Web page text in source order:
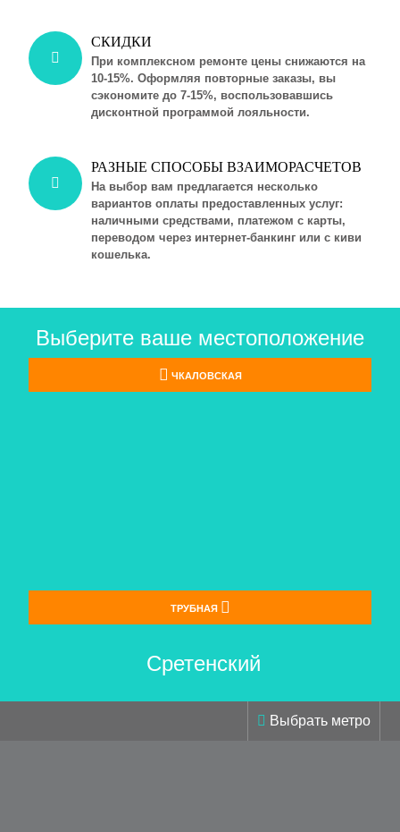
СКИДКИ
При комплексном ремонте цены снижаются на
10-15%. Оформляя повторные заказы, вы
сэкономите до 7-15%, воспользовавшись
дисконтной программой лояльности.
РАЗНЫЕ СПОСОБЫ ВЗАИМОРАСЧЕТОВ
На выбор вам предлагается несколько
вариантов оплаты предоставленных услуг:
наличными средствами, платежом с карты,
переводом через интернет-банкинг или с киви
кошелька.
Выберите ваше местоположение
ЧКАЛОВСКАЯ
ТРУБНАЯ
Сретенский